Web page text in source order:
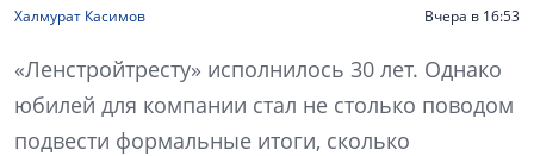
Халмурат Касимов Вчера в 16:53
«Ленстройтресту» исполнилось 30 лет. Однако
юбилей для компании стал не столько поводом
подвести формальные итоги, сколько